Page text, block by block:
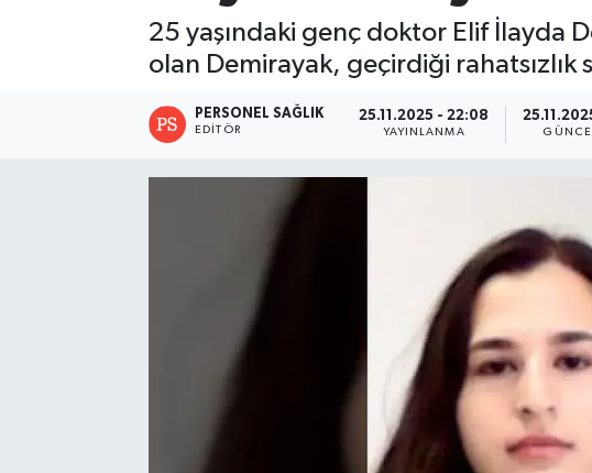
25 yaşındaki genç doktor Elif İlayda
olan Demirayak, geçirdiği rahatsızlık
PERSONEL SAĞLIK
EDITÖR
25.11.2025 - 22:08
YAYINLANMA